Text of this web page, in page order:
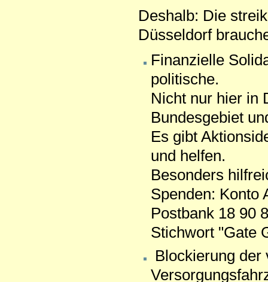
Deshalb: Die
Düsseldorf
Finanzielle
politische.
Nicht nur hier in
Bundesgebiet
Es gibt
und helfen.
Besonders
Spenden: Konto
Postbank 18 90
Stichwort "Gate
Blockierung der